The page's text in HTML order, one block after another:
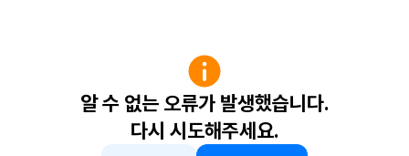
알 수 없는 오류가 발생했습니다.
다시 시도해주세요.